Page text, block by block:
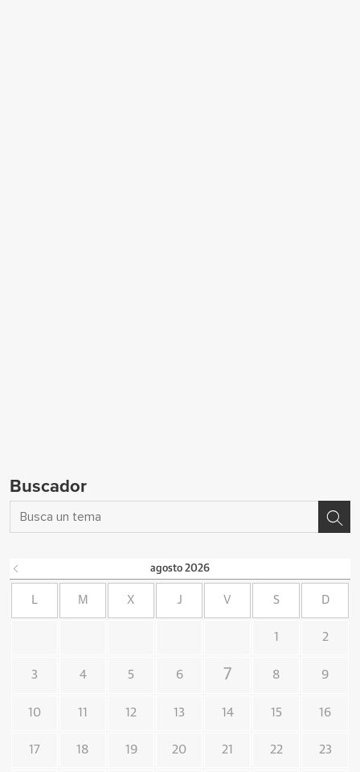
Buscador
agosto 2026
L M X J V S D
1 2
3 4 5 6 7 8 9
10 11 12 13 14 15 16
17 18 19 20 21 22 23